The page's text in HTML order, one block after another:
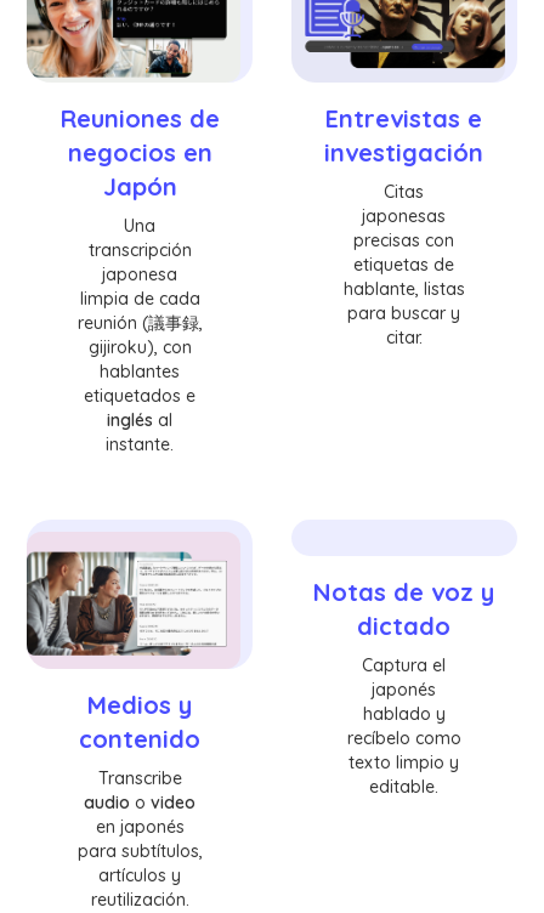
Reuniones de
negocios en
Japón
Una
transcripción
japonesa
limpia de cada
reunión (議事録,
gijiroku), con
hablantes
etiquetados e
inglés al
instante.
Entrevistas e
investigación
Citas
japonesas
precisas con
etiquetas de
hablante, listas
para buscar y
citar.
Medios y
contenido
Transcribe
audio ovideo
en japonés
para subtítulos,
artículos y
reutilización.
Notas de voz y
dictado
Captura el
japonés
hablado y
recíbelo como
texto limpio y
editable.